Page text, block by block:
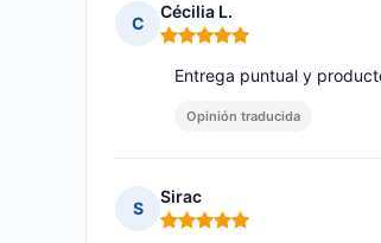
C
Cécilia L.
Nota: 5 de 5
Entrega puntual y
Opinión traducida
S
Sirac
Nota: 5 de 5